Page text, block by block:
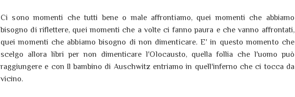
Ci sono momenti che tutti bene o male affrontiamo, quei momenti che abbiamo
bisogno di riflettere, quei momenti che a volte ci fanno paura e che vanno affrontati,
quei momenti che abbiamo bisogno di non dimenticare. E' in questo momento che
scelgo allora libri per non dimenticare l'Olocausto, quella follia che l'uomo può
raggiungere e con Il bambino di Auschwitz entriamo in quell'inferno che ci tocca da
vicino.